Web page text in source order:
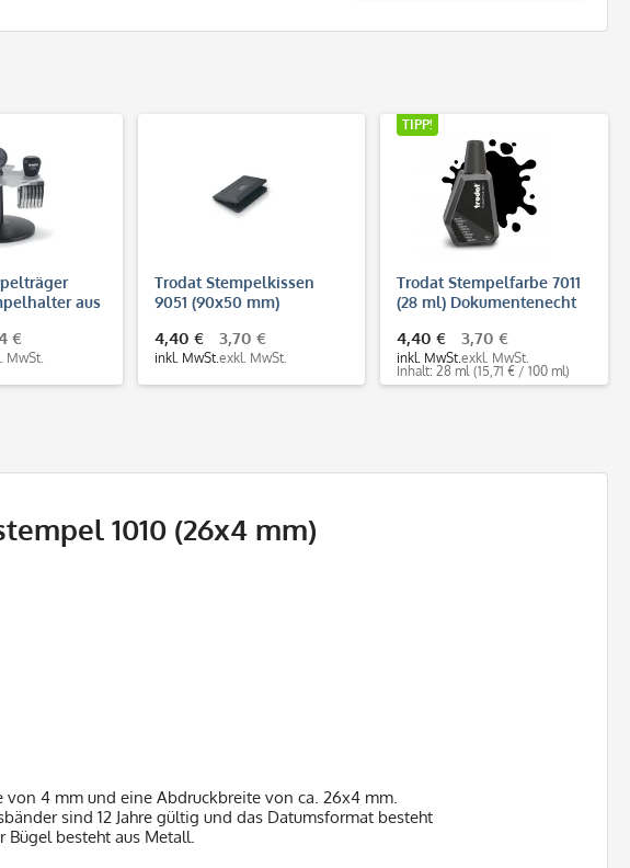
aus
€
MwSt.
Trodat Stempelkissen
9051 (90x50 mm)
11798)
4,40 €
inkl. MwSt.
3,70 €
exkl. MwSt.
TIPP!
Trodat Stempelfarbe 7011
(28 ml) Dokumentenecht
4,40 €
inkl. MwSt.
3,70 €
exkl. MwSt.
Inhalt: 28 ml (15,71 € / 100 ml)
1010 (26x4 mm)
von 4 mm und eine Abdruckbreite von ca. 26x4 mm.
sind 12 Jahre gültig und das Datumsformat besteht
Bügel besteht aus Metall.